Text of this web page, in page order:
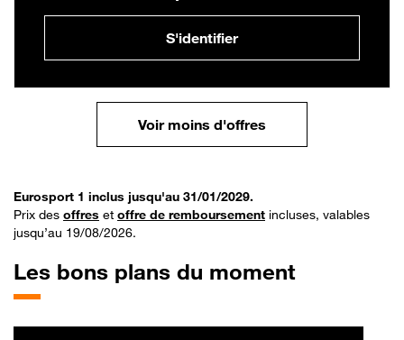
S'identifier
Voir moins d'offres
Eurosport 1 inclus jusqu'au 31/01/2029.
Prix des offres et offre de remboursement incluses, valables
jusqu’au 19/08/2026.
Les bons plans du moment